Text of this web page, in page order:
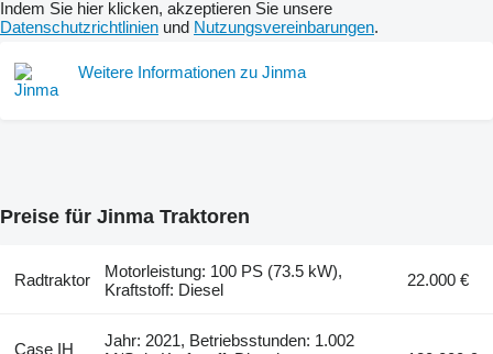
Indem Sie hier klicken, akzeptieren Sie unsere
Datenschutzrichtlinien und Nutzungsvereinbarungen.
Weitere Informationen zu Jinma
Preise für Jinma Traktoren
Radtraktor
Motorleistung: 100 PS (73.5 kW),
Kraftstoff: Diesel
22.000 €
Case IH
Jahr: 2021, Betriebsstunden: 1.002